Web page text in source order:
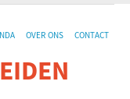
OVER ONS CONTACT